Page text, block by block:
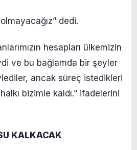
dedi.
hesapları ülkemizin
ve bu bağlamda bir şeyler
ancak süreç istedikleri
bizimle kaldı.” ifadelerini
KALKACAK